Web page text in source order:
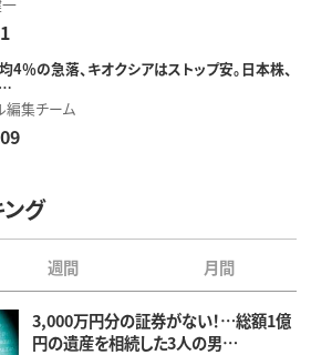
4％の急落、キオクシアはストップ安。日本株、
編集チーム
グ
週間 月間
3,000万円分の証券がない！…総額1億
円の遺産を相続した3人の男…